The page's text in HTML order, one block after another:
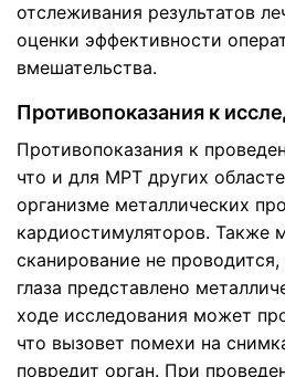
отслеживания результатов
оценки эффективности
вмешательства.
Противопоказания к
Противопоказания к
что и для МРТ других
организме металлических
кардиостимуляторов. Также
сканирование не
глаза представлено
ходе исследования может
что вызовет помехи на
повредит орган. При